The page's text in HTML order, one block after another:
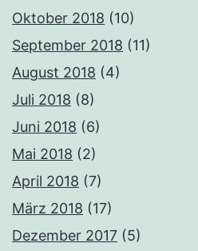
Oktober 2018 (10)
September 2018 (11)
August 2018 (4)
Juli 2018 (8)
Juni 2018 (6)
Mai 2018 (2)
April 2018 (7)
März 2018 (17)
Dezember 2017 (5)